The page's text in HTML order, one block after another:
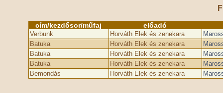
cím/kezdősor/műfaj előadó
Verbunk Horváth Elek és zenekara
Batuka
Horváth Elek és zenekara
Batuka
Horváth Elek és zenekara
Batuka
Horváth Elek és zenekara
Bemondás
Horváth Elek és zenekara